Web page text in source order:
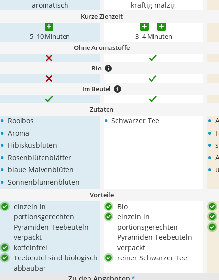
aromatisch kräftig-malzig
Kurze Ziehzeit
5–10 Minuten 3–4 Minuten
Ohne Aromastoffe
Bio
Im Beutel
Zutaten
• Rooibos
• Aroma
• Hibiskusblüten
• Rosenblütenblätter
• blaue Malvenblüten
• Sonnenblumenblüten
• Schwarzer Tee •
•
•
•
•
Vorteile
einzeln in
portionsgerechten
Pyramiden-Teebeuteln
verpackt
koffeinfrei
Teebeutel sind biologisch
abbaubar
Bio
einzeln in
portionsgerechten
Pyramiden-Teebeuteln
verpackt
reiner Schwarzer Tee